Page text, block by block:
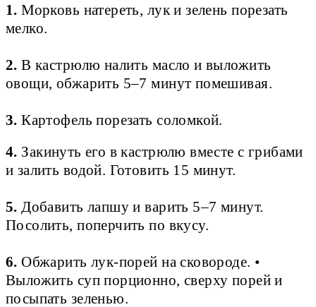
1.Морковь натереть, лук и зелень порезать
мелко.
2.В кастрюлю налить масло и выложить
овощи, обжарить 5–7 минут помешивая.
3.Картофель порезать соломкой.
4. Закинуть его в кастрюлю вместе с грибами
и залить водой. Готовить 15 минут.
5. Добавить лапшу и варить 5–7 минут.
Посолить, поперчить по вкусу.
6.Обжарить лук-порей на сковороде. •
Выложить суп порционно, сверху порей и
посыпать зеленью.